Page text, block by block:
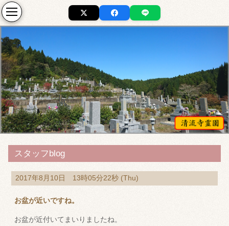
スタッフblog
2017年8月10日 13時05分22秒 (Thu)
お盆が近いですね。
お盆が近付いてまいりましたね。